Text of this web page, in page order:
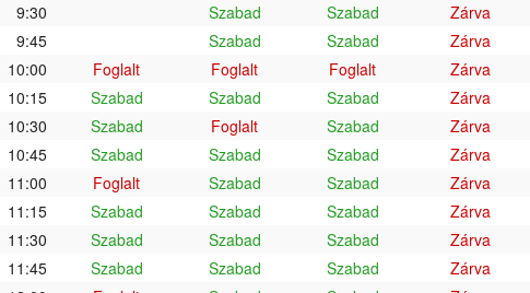
9:30
Szabad Szabad Zárva
9:45
Szabad Szabad Zárva
10:00
Foglalt Foglalt Foglalt Zárva
10:15
Szabad Szabad Szabad Zárva
10:30
Szabad Foglalt Szabad Zárva
10:45
Szabad Szabad Szabad Zárva
11:00
Foglalt Szabad Szabad Zárva
11:15
Szabad Szabad Szabad Zárva
11:30
Szabad Szabad Szabad Zárva
11:45
Szabad Szabad Szabad Zárva